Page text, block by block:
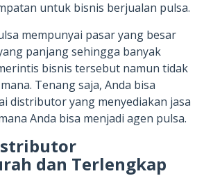
untuk bisnis berjualan pulsa.
mempunyai pasar yang besar
panjang sehingga banyak
bisnis tersebut namun tidak
Tenang saja, Anda bisa
distributor yang menyediakan jasa
Anda bisa menjadi agen pulsa.
dan Terlengkap